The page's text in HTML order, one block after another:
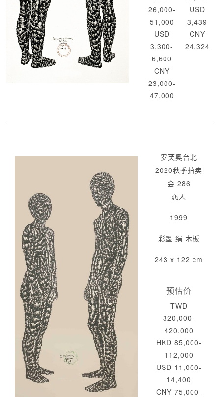
26,000-
51,000
USD
3,300-
6,600
CNY
23,000-
47,000
USD
3,439
CNY
24,324
罗芙奥台北
2020秋季拍卖
会 286
恋人
1999
彩墨 绢 木板
243 x 122 cm
预估价
TWD
320,000-
420,000
HKD 85,000-
112,000
USD 11,000-
14,400
CNY 75,000-